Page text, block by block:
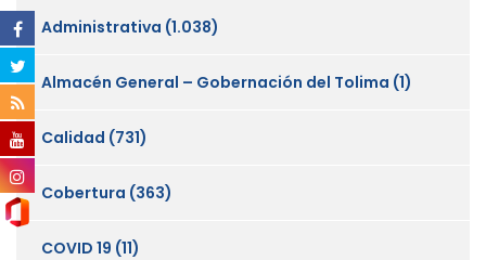
Administrativa (1.038)
Almacén General – Gobernación del Tolima (1)
Calidad (731)
Cobertura (363)
COVID 19 (11)